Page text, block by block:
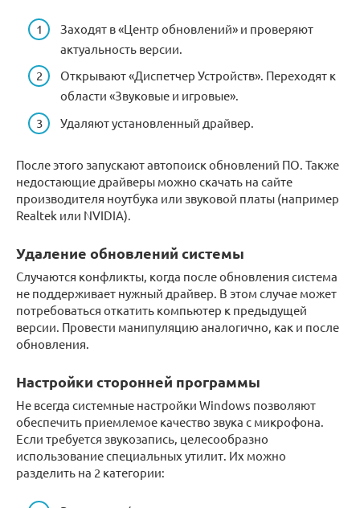
Заходят в «Центр обновлений» и проверяют
актуальность версии.
Открывают «Диспетчер Устройств». Переходят к
области «Звуковые и игровые».
Удаляют установленный драйвер.
После этого запускают автопоиск обновлений ПО. Также
недостающие драйверы можно скачать на сайте
производителя ноутбука или звуковой платы (например
Realtek или NVIDIA).
Удаление обновлений системы
Случаются конфликты, когда после обновления система
не поддерживает нужный драйвер. В этом случае может
потребоваться откатить компьютер к предыдущей
версии. Провести манипуляцию аналогично, как и после
обновления.
Настройки сторонней программы
Не всегда системные настройки Windows позволяют
обеспечить приемлемое качество звука с микрофона.
Если требуется звукозапись, целесообразно
использование специальных утилит. Их можно
разделить на 2 категории: